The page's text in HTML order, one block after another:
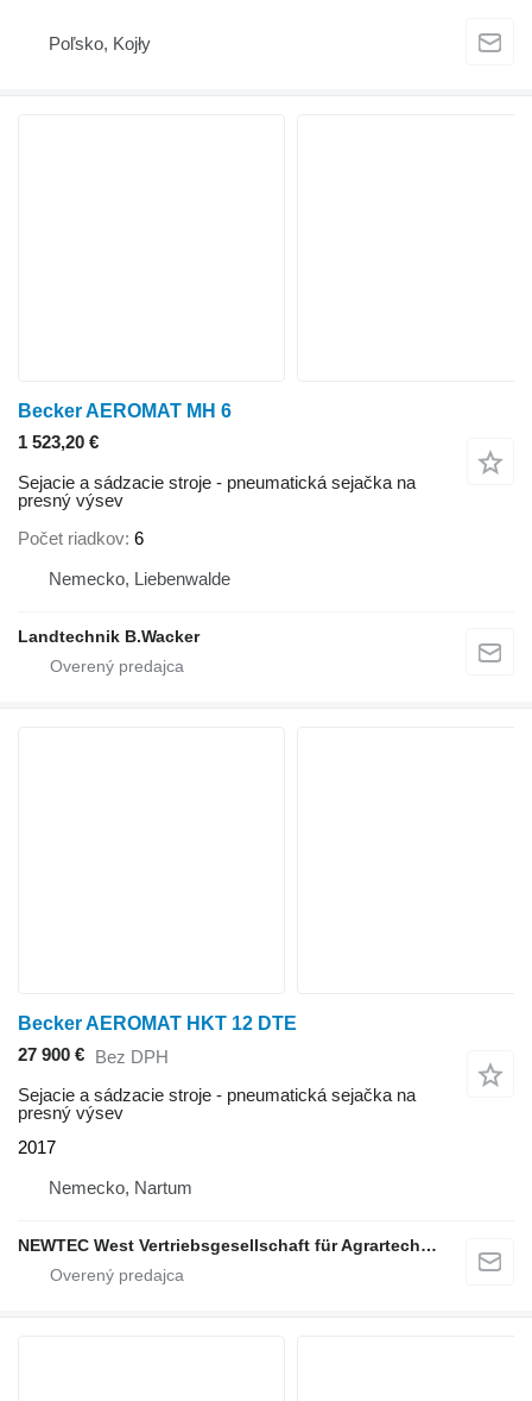
Poľsko, Kojły
Becker AEROMAT MH 6
1 523,20 €
Sejacie a sádzacie stroje - pneumatická sejačka na
presný výsev
Počet riadkov 6
Nemecko, Liebenwalde
Landtechnik B.Wacker
Becker AEROMAT HKT 12 DTE
27 900 € Bez DPH
Sejacie a sádzacie stroje - pneumatická sejačka na
presný výsev
2017
Nemecko, Nartum
NEWTEC West Vertriebsgesellschaft für Agrartechnik mbH